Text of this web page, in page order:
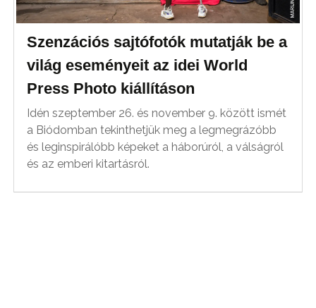
Szenzációs sajtófotók mutatják be a
világ eseményeit az idei World
Press Photo kiállításon
Idén szeptember 26. és november 9. között ismét
a Biódomban tekinthetjük meg a legmegrázóbb
és leginspirálóbb képeket a háborúról, a válságról
és az emberi kitartásról.